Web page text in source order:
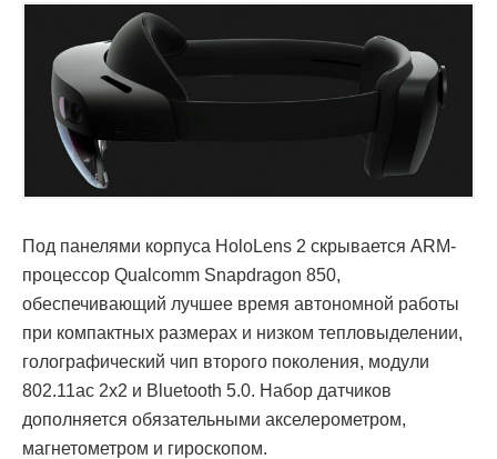
Под панелями корпуса HoloLens 2 скрывается ARM-
процессор Qualcomm Snapdragon 850,
обеспечивающий лучшее время автономной работы
при компактных размерах и низком тепловыделении,
голографический чип второго поколения, модули
802.11ac 2x2 и Bluetooth 5.0. Набор датчиков
дополняется обязательными акселерометром,
магнетометром и гироскопом.